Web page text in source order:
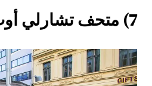
7) متحف تشارلي أوت بوست